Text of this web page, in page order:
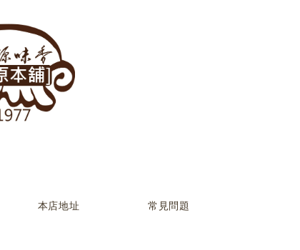
                    常見問題